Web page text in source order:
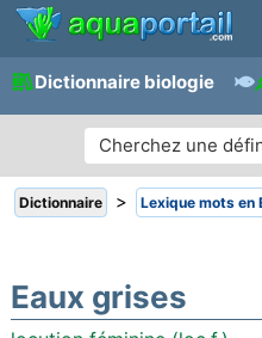
Dictionnaire biologie
Dictionnaire > Lexique mots en
Eaux grises